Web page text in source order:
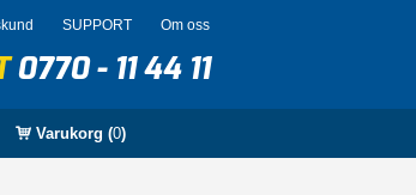
SUPPORT Om oss
0770 - 11 44 11
Varukorg (0)